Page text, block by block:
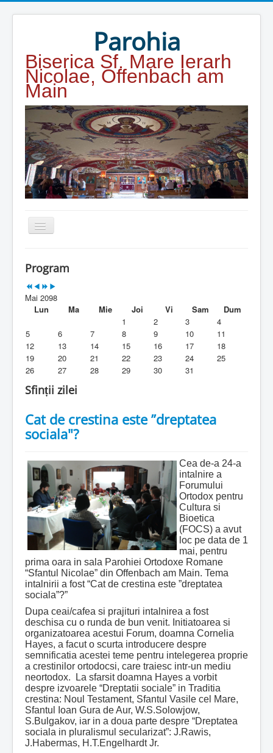
Parohia
Biserica Sf. Mare Ierarh
Nicolae, Offenbach am
Main
Duhovnicesti
Alte legaturi
Biblioteca Parohiei
Foaia Parohiei
Activitati copii si tineri
Program
Mai 2098
Lun
Ma Mie Joi Vi Sam
Dum
1
2 3
4
5
6 7 8 9 10
11
12
13 14 15 16 17
18
19
20 21 22 23 24
25
26
27 28 29 30 31
Sfinții zilei
Cat de crestina este ”dreptatea
sociala"?
Cea de-a 24-a
intalnire a
Forumului
Ortodox pentru
Cultura si
Bioetica
(FOCS) a avut
loc pe data de 1
mai, pentru
prima oara in sala Parohiei Ortodoxe Romane
“Sfantul Nicolae” din Offenbach am Main. Tema
intalnirii a fost “Cat de crestina este ”dreptatea
sociala”?”
Dupa ceai/cafea si prajituri intalnirea a fost
deschisa cu o runda de bun venit. Initiatoarea si
organizatoarea acestui Forum, doamna Cornelia
Hayes, a facut o scurta introducere despre
semnificatia acestei teme pentru intelegerea proprie
a crestinilor ortodocsi, care traiesc intr-un mediu
neortodox. La sfarsit doamna Hayes a vorbit
despre izvoarele “Dreptatii sociale” in Traditia
crestina: Noul Testament, Sfantul Vasile cel Mare,
Sfantul Ioan Gura de Aur, W.S.Solowjow,
S.Bulgakov, iar in a doua parte despre “Dreptatea
sociala in pluralismul secularizat”: J.Rawis,
J.Habermas, H.T.Engelhardt Jr.